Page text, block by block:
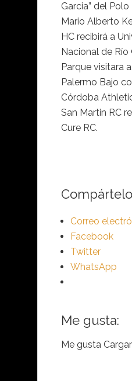
Garcia” del
Mario Alberto
HC recibirá a
Nacional de Río
Parque visitara
Palermo Bajo
Córdoba
San Martin RC
Cure RC.
Correo
Facebook
Twitter
WhatsApp
Me gusta:
Me gusta